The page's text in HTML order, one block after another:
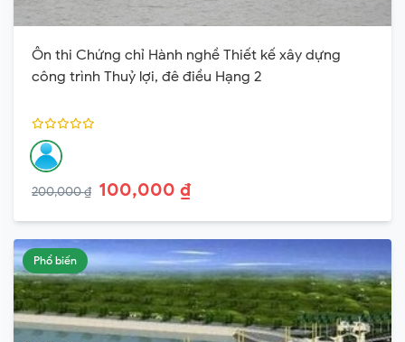
Ôn thi Chứng chỉ Hành nghề Thiết kế xây dựng
công trình Thuỷ lợi, đê điều Hạng 2
200,000 ₫ 100,000 ₫
Phổ biến